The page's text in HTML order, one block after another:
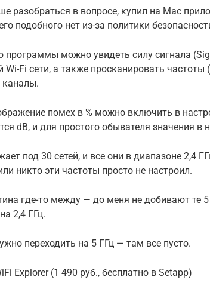
разобраться в вопросе, купил на Mac
подобного нет из-за политики
можно увидеть силу сигнала
Wi-Fi сети, а также просканировать частоты
каналы.
помех в % можно включить в
dB, и для простого обывателя значения в
под 30 сетей, и все они в диапазоне 2,4
никто эти частоты просто не настроил.
где-то между — до меня не добивают те 5
2,4 ГГц.
переходить на 5 ГГц — там все пусто.
Explorer (1 490 руб., бесплатно в Setapp)